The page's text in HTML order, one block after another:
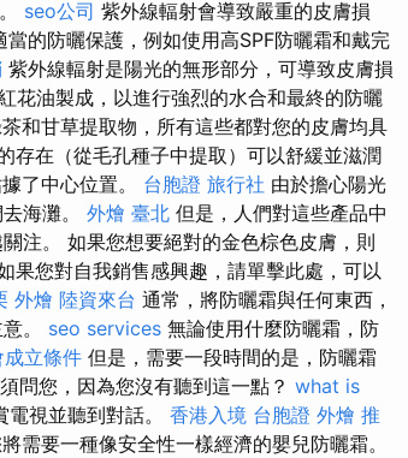
seo公司 紫外線輻射會導致嚴重的皮膚損
當的防曬保護，例如使用高SPF防曬霜和戴完
紫外線輻射是陽光的無形部分，可導致皮膚損
花油製成，以進行強烈的水合和最終的防曬
和甘草提取物，所有這些都對您的皮膚均具
存在（從毛孔種子中提取）可以舒緩並滋潤
了中心位置。 台胞證 旅行社 由於擔心陽光
海灘。 外燴 臺北 但是，人們對這些產品中
注。 如果您想要絕對的金色棕色皮膚，則
果您對自我銷售感興趣，請單擊此處，可以
外燴 陸資來台 通常，將防曬霜與任何東西，
。 seo services 無論使用什麼防曬霜，防
成立條件 但是，需要一段時間的是，防曬霜
問您，因為您沒有聽到這一點？ what is
視並聽到對話。 香港入境 台胞證 外燴 推
需要一種像安全性一樣經濟的嬰兒防曬霜。